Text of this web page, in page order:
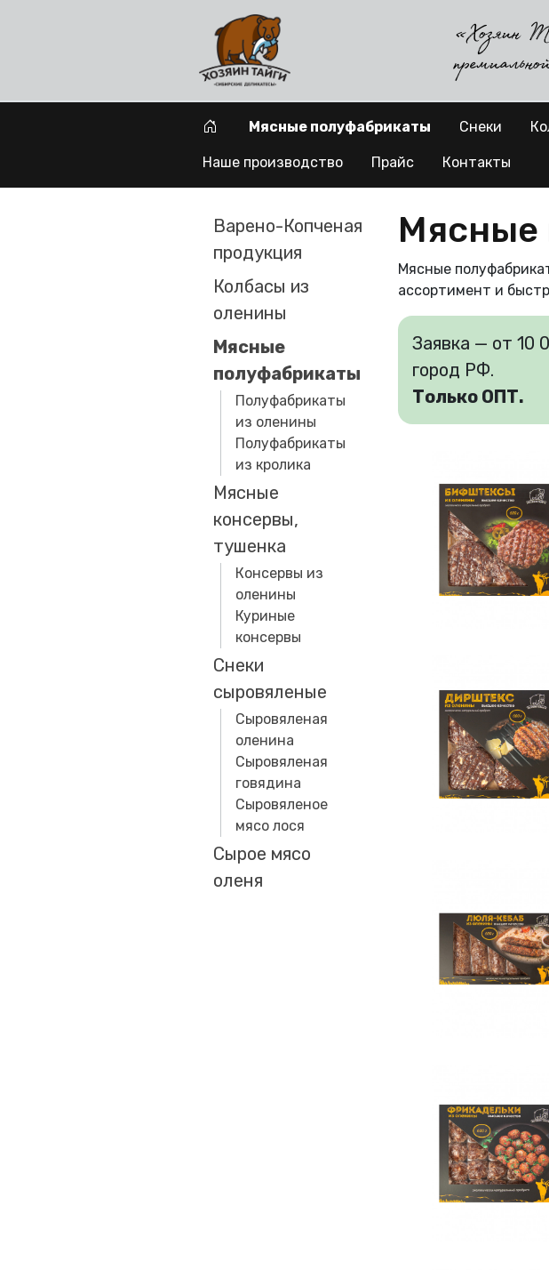
«Хозяин
Мясные полуфабрикаты Снеки
Наше производство Прайс Контакты
Варено-Копченая
продукция
Колбасы из
оленины
Мясные
полуфабрикаты
Полуфабрикаты
из оленины
Полуфабрикаты
из кролика
Мясные
консервы,
тушенка
Консервы из
оленины
Куриные
консервы
Снеки
сыровяленые
Сыровяленая
оленина
Сыровяленая
говядина
Сыровяленое
мясо лося
Сырое мясо
оленя
Мясные
Мясные
ассортимент и
Заявка — от 10
город РФ.
Только ОПТ.